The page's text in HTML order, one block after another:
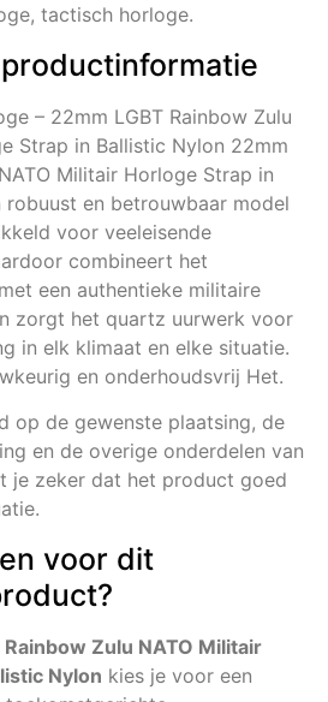
tactisch horloge.
– 22mm LGBT Rainbow Zulu
Strap in Ballistic Nylon 22mm
Militair Horloge Strap in
robuust en betrouwbaar model
voor veeleisende
combineert het
een authentieke militaire
zorgt het quartz uurwerk voor
in elk klimaat en elke situatie.
en onderhoudsvrij Het.
op de gewenste plaatsing, de
en de overige onderdelen van
je zeker dat het product goed
voor dit
Rainbow Zulu NATO Militair
Nylon kies je voor een